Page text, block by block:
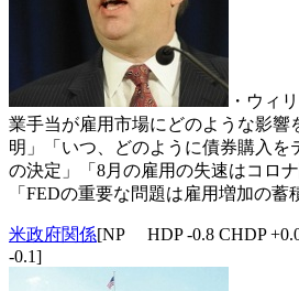
・ウィ
業手当が雇用市場にどのような影響
明」「いつ、どのように債券購入を
の決定」「8月の雇用の失速はコロ
「FEDの重要な問題は雇用増加の蓄
米政府関係[NP HDP -0.8 CHDP
-0.1]